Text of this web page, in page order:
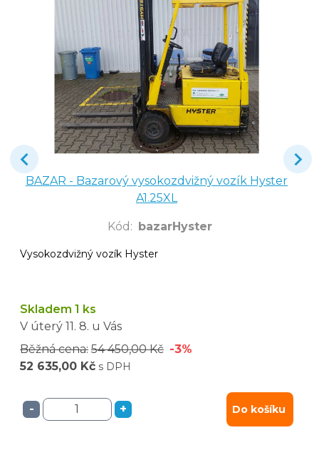
BAZAR - Bazarový vysokozdvižný vozík Hyster
A1.25XL
Kód : bazarHyster
Vysokozdvižný vozík Hyster
Skladem 1 ks
V úterý 11. 8. u Vás
Běžná cena: 54 450,00 Kč -3%
52 635,00 Kč s DPH
- + Do košíku